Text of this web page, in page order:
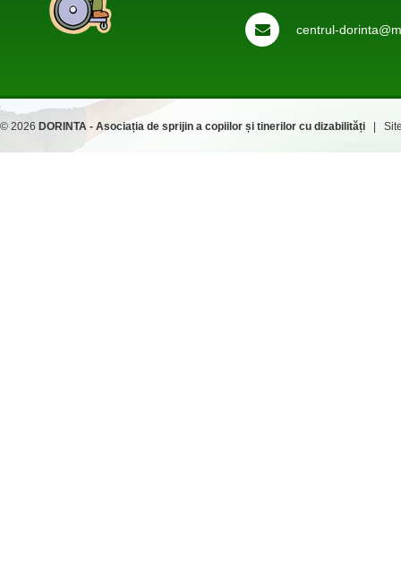
centrul-
© 2026 DORINTA - Asociația de sprijin a copiilor și tinerilor cu dizabilități |